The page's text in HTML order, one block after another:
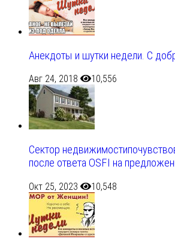
Анекдоты и шутки недели. С
Авг 24, 2018 10,556
Сектор
после ответа OSFI на
Окт 25, 2023 10,548